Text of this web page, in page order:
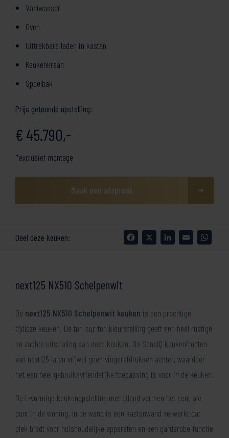
Vaatwasser
Oven
Uittrekbare laden in kasten
Keukenkraan
Spoelbak
Prijs getoonde opstelling:
€ 45.790,-
*exclusief montage
Maak een afspraak
Deel deze keuken: Facebook LinkedInEmail
next125 NX510 Schelpenwit
De next125 NX510 Schelpenwit keuken is een prachtige
tijdloze keuken. De ton-sur-ton kleurstelling geeft een heel rustige
en zachte uitstraling aan deze keuken. De SensiQ keukenfronten
van next125 laten vrijwel geen vingerafdrukken achter, waardoor
het een heel gebruiksvriendelijke toepassing is voor in de keuken.
De L-vormige keukenopstelling met eiland vormen het centrale
punt in de woning. In de wand is een kastenwand verwerkt dat
plek biedt voor huishoudelijke apparaten en een garderobe-functie